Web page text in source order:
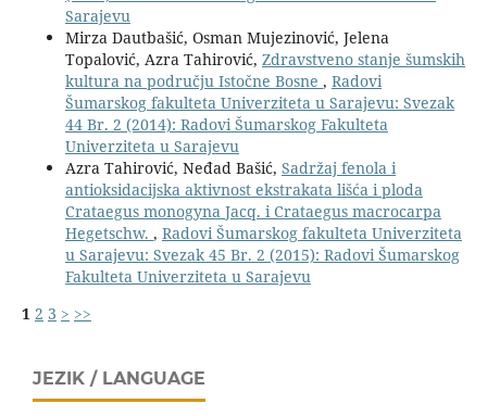
Sarajevu
Mirza Dautbašić, Osman Mujezinović, Jelena
Topalović, Azra Tahirović, Zdravstveno stanje šumskih
kultura na području Istočne Bosne , Radovi
Šumarskog fakulteta Univerziteta u Sarajevu: Svezak
44 Br. 2 (2014): Radovi Šumarskog Fakulteta
Univerziteta u Sarajevu
Azra Tahirović, Neđad Bašić, Sadržaj fenola i
antioksidacijska aktivnost ekstrakata lišća i ploda
Crataegus monogyna Jacq. i Crataegus macrocarpa
Hegetschw. , Radovi Šumarskog fakulteta Univerziteta
u Sarajevu: Svezak 45 Br. 2 (2015): Radovi Šumarskog
Fakulteta Univerziteta u Sarajevu
1 2 3 > >>
JEZIK / LANGUAGE